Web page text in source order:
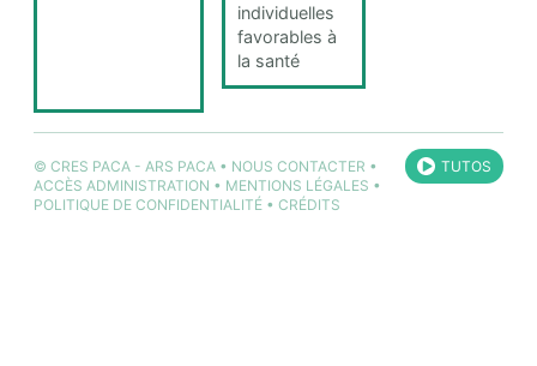
individuelles
favorables à
la santé
©CRES PACA - ARS PACA • NOUS CONTACTER •
ACCÈS ADMINISTRATION • MENTIONS LÉGALES •
POLITIQUE DE CONFIDENTIALITÉ •CRÉDITS
TUTOS